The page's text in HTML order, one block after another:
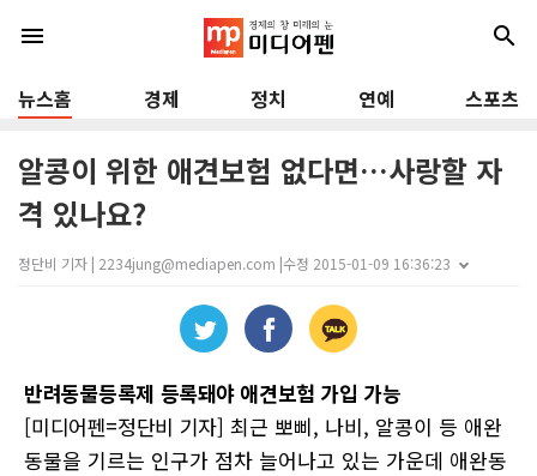
menu search
뉴스홈 경제 정치 연예 스포츠
알콩이 위한 애견보험 없다면…사랑할 자
격 있나요?
정단비 기자 | 2234jung@mediapen.com |수정 2015-01-09 16:36:23
반려동물등록제 등록돼야 애견보험 가입 가능
[미디어펜=정단비 기자] 최근 뽀삐, 나비, 알콩이 등 애완
동물을 기르는 인구가 점차 늘어나고 있는 가운데 애완동